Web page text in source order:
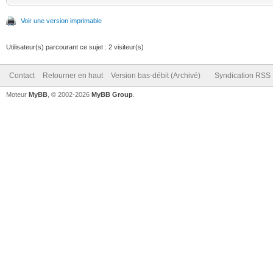
Voir une version imprimable
Utilisateur(s) parcourant ce sujet : 2 visiteur(s)
Contact Retourner en haut Version bas-débit (Archivé) Syndication RSS
Moteur MyBB , © 2002-2026 MyBB Group